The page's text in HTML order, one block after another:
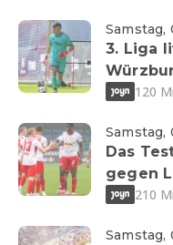
Samstag,
3. Liga
120
Samstag,
Das
gegen
210
Samstag,